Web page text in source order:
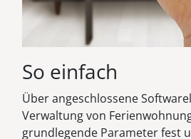
So einfach
Über angeschlossene
Verwaltung von
grundlegende Parameter fest